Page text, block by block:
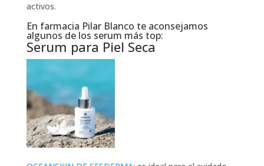
activos.
En farmacia Pilar Blanco te aconsejamos
algunos de los serum más top:
Serum para Piel Seca